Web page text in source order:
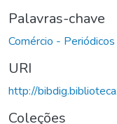
Palavras-chave
Comércio - Periódicos
URI
http://
Coleções